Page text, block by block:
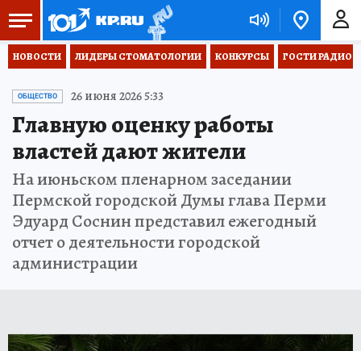
НОВОСТИ ЛИДЕРЫ СТОМАТОЛОГИИ КОНКУРСЫ ГОСТИ РАДИО
ОБЩЕСТВО 26 июня 2026 5:33
Главную оценку работы
властей дают жители
На июньском пленарном заседании
Пермской городской Думы глава Перми
Эдуард Соснин представил ежегодный
отчет о деятельности городской
администрации